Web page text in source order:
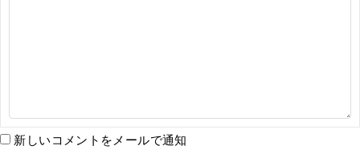
新しいコメントをメールで通知